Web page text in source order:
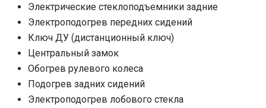
Электрические стеклоподъемники задние
Электроподогрев передних сидений
Ключ ДУ (дистанционный ключ)
Центральный замок
Обогрев рулевого колеса
Подогрев задних сидений
Электроподогрев лобового стекла